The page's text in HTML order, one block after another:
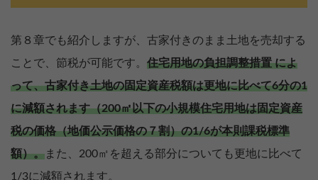
第８章でも紹介しますが、古家付きのまま土地を売却する
ことで、節税が可能です。 住宅用地の負担調整措置 によ
って、古家付き土地の固定資産税額は更地に比べて6分の1
に減額されます（200㎡以下の小規模住宅用地は固定資産
税の価格（地価公示価格の７割）の1/6が本則課税標準
額）。また、200㎡を超える部分についても更地に比べて
1/3に減額されます。